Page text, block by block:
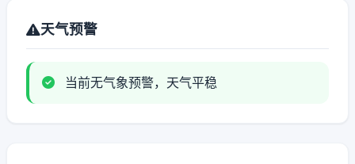
天气预警
当前无气象预警，天气平稳